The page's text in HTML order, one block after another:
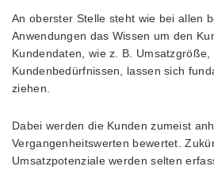
An oberster Stelle steht wie bei allen
Anwendungen das Wissen um den
Kundendaten, wie z. B.
Kundenbedürfnissen, lassen sich
ziehen.
Dabei werden die Kunden zumeist
Vergangenheitswerten bewertet.
Umsatzpotenziale werden selten